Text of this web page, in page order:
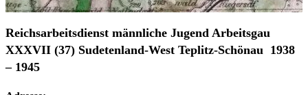
Reichsarbeitsdienst männliche Jugend Arbeitsgau
XXXVII (37) Sudetenland-West Teplitz-Schönau 1938
– 1945